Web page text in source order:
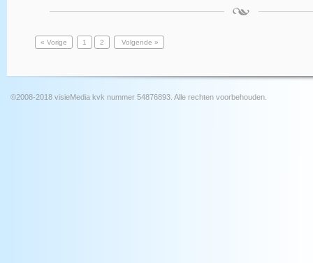
« Vorige 1 2 Volgende »
©2008-2018 visieMedia kvk nummer 54876893. Alle rechten voorbehouden.